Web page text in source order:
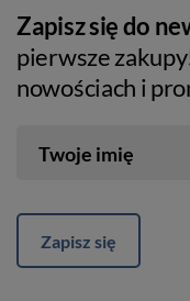
Zapisz się do
pierwsze
nowościach i
Twoje imię
Zapisz się